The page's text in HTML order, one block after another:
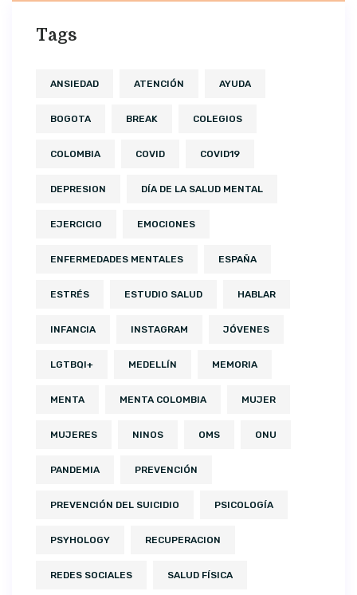
Tags
ANSIEDAD ATENCIÓN AYUDA
BOGOTA BREAK COLEGIOS
COLOMBIA COVID COVID19
DEPRESION DÍA DE LA SALUD MENTAL
EJERCICIO EMOCIONES
ENFERMEDADES MENTALES ESPAÑA
ESTRÉS ESTUDIO SALUD HABLAR
INFANCIA INSTAGRAM JÓVENES
LGTBQI+ MEDELLÍN MEMORIA
MENTA MENTA COLOMBIA MUJER
MUJERES NINOS OMS ONU
PANDEMIA PREVENCIÓN
PREVENCIÓN DEL SUICIDIO PSICOLOGÍA
PSYHOLOGY RECUPERACION
REDES SOCIALES SALUD FÍSICA